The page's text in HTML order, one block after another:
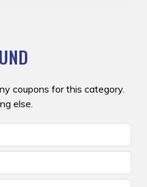
coupons for this category.
else.